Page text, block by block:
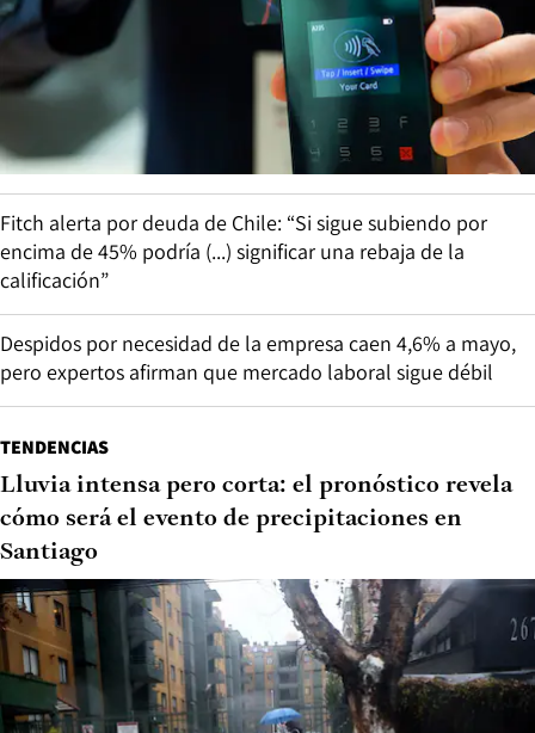
Fitch alerta por deuda de Chile: “Si sigue subiendo por
encima de 45% podría (...) significar una rebaja de la
calificación”
Despidos por necesidad de la empresa caen 4,6% a mayo,
pero expertos afirman que mercado laboral sigue débil
TENDENCIAS
Lluvia intensa pero corta: el pronóstico revela
cómo será el evento de precipitaciones en
Santiago